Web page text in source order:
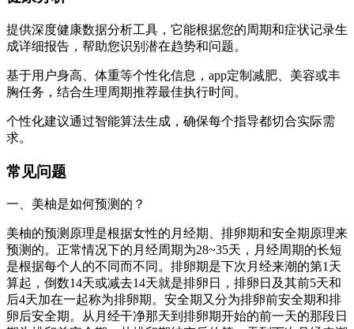
提供深度健康数据分析工具，它能根据您的周期和症状记录生
成详细报告，帮助您识别潜在趋势和问题。
基于用户身高、体重等个性化信息，app定制减肥、美容或丰
胸任务，结合生理周期推荐最佳执行时间。
个性化建议通过智能算法生成，确保每个指导都切合实际需
求。
常见问题
一、美柚是如何预测的？
美柚的预测原理是根据女性的月经期、排卵期和安全期原理来
预测的。正常情况下的月经周期为28~35天，月经周期的长短
是根据每个人的不同而不同。排卵期是下次月经来潮的第1天
算起，倒数14天或减去14天就是排卵日，排卵日及其前5天和
后4天加在一起称为排卵期。安全期又分为排卵前安全期和排
卵后安全期。从月经干净那天到排卵期开始的前一天的那段日